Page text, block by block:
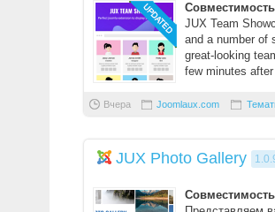
JUX Team
and a number of
great-looking
few minutes
Вчера Joomlaux.com
JUX Photo Gallery